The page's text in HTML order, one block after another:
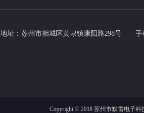
地址：苏州市相城区黄埭镇康阳路298号
Copyright © 2018 苏州市默雷电子科